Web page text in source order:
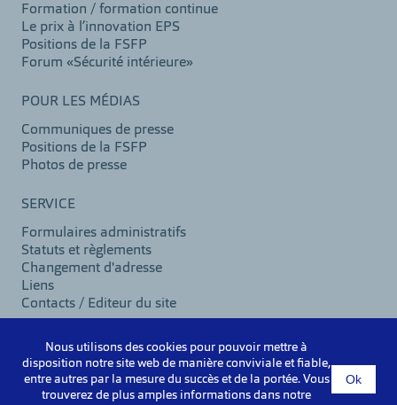
Formation / formation continue
Le prix à l’innovation EPS
Positions de la FSFP
Forum «Sécurité intérieure»
POUR LES MÉDIAS
Communiques de presse
Positions de la FSFP
Photos de presse
SERVICE
Formulaires administratifs
Statuts et règlements
Changement d'adresse
Liens
Contacts / Editeur du site
©2026 VSPB
Mentions légales
Nous utilisons des cookies pour pouvoir mettre à
disposition notre site web de manière conviviale et fiable,
entre autres par la mesure du succès et de la portée. Vous
trouverez de plus amples informations dans notre
Ok